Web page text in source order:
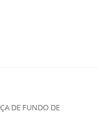
DE FUNDO DE